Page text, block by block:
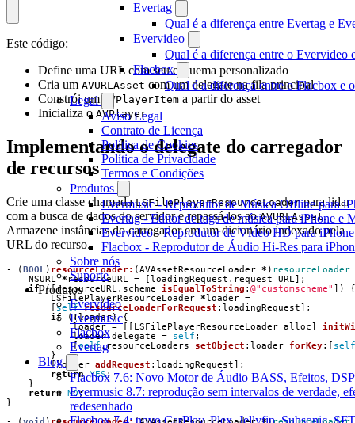
Evertag
Qual é a diferença entre Evertag e
Evervideo
Qual é a diferença entre o Evervideo
Flacbox
Qual é a diferença entre o Flacbox e
Legal
Aviso Legal
Contrato de Licença
Política de Cookies
Política de Privacidade
Termos e Condições
Produtos
Evermusic - Reprodutor de Música Offline para
Evertag - Editor de tags de música para iPhone e
Evervideo - Reprodutor de Vídeo HD para
Flacbox - Reprodutor de Áudio Hi-Res para
Sobre nós
Suporte
Produtos
Evervideo
Evermusic
Flacbox
Evertag
Blog
Flacbox 7.6: Novo Motor de Áudio BASS, Efeitos,
Evermusic 8.7: reprodução sem intervalos de verdade,
redesenhado
Flacbox 7.4: novo CarPlay, Plex, Jellyfin, Subsonic,
Este código:
Define uma URL com seu esquema personalizado
Cria um AVURLAsset com um delegate na fila principal
Constrói um AVPlayerItem a partir do asset
Inicializa o AVPlayer
Implementando o delegate do carregador
de recursos
Crie uma classe chamadaLSFilePlayerResourceLoaderpara lidar
com a busca de dados do servidor e repassá-los aoAVURLAsset.
Armazene instâncias do carregador em um dicionário indexado pela
URL do recurso.
- ( BOOL ) resourceLoader: ( AVAssetResourceLoader * ) resourceLoader
NSURL
* resourceURL = loadingRequest . request URL
];
if ([resourceURL . scheme isEqualToString : @"customscheme" ])
{
LSFilePlayerResourceLoader * loader =
self resourceLoaderForRequest : loadingRequest ];
if
(!loader)
{
loader = LSFilePlayerResourceLoader alloc
loader.delegate = self ;
[self.resourceLoaders setObject : loader forKey:[ self
}
[loader addRequest : loadingRequest ];
return YES;
}
return
NO;
}